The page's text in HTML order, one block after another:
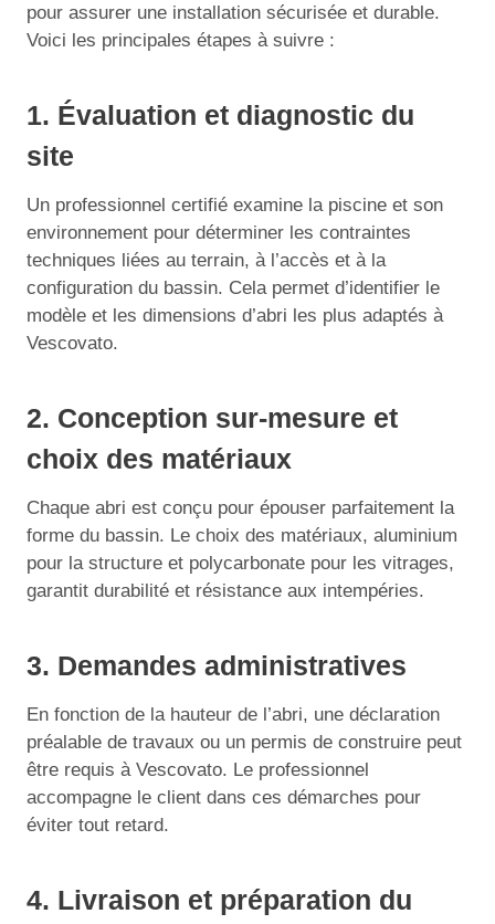
pour assurer une installation sécurisée et durable.
Voici les principales étapes à suivre :
1. Évaluation et diagnostic du
site
Un professionnel certifié examine la piscine et son
environnement pour déterminer les contraintes
techniques liées au terrain, à l’accès et à la
configuration du bassin. Cela permet d’identifier le
modèle et les dimensions d’abri les plus adaptés à
Vescovato.
2. Conception sur-mesure et
choix des matériaux
Chaque abri est conçu pour épouser parfaitement la
forme du bassin. Le choix des matériaux, aluminium
pour la structure et polycarbonate pour les vitrages,
garantit durabilité et résistance aux intempéries.
3. Demandes administratives
En fonction de la hauteur de l’abri, une déclaration
préalable de travaux ou un permis de construire peut
être requis à Vescovato. Le professionnel
accompagne le client dans ces démarches pour
éviter tout retard.
4. Livraison et préparation du